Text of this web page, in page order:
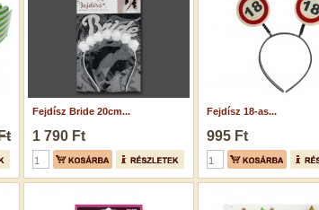
Fejdísz Bride 20cm...
1 790 Ft
Fejdísz 18-as...
995 Ft